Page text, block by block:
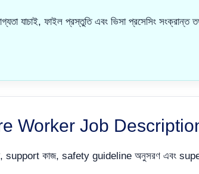
যাচাই, ফাইল প্রস্তুতি এবং ভিসা প্রসেসিং সংক্রান্ত
Worker Job
support কাজ, safety guideline অনুসরণ এবং